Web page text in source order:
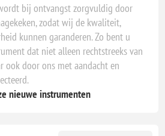
bij ontvangst zorgvuldig door
zodat wij de kwaliteit,
kunnen garanderen. Zo bent u
dat niet alleen rechtstreeks van
ook door ons met aandacht en
nieuwe instrumenten